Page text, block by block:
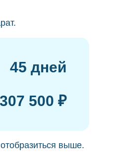
45 дней
307 500 ₽
выше.